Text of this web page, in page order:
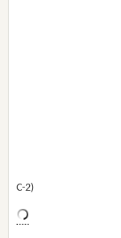
C-2)